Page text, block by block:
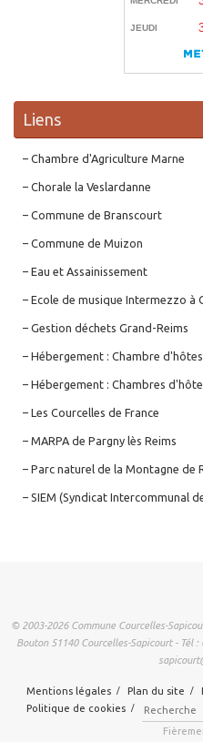
Liens
– Chambre d'Agriculture Marne
– Chorale la Veslardanne
– Commune de Branscourt
– Commune de Muizon
– Eau et Assainissement
– Ecole de musique Intermezzo à
– Gestion déchets Grand-Reims
– Hébergement : Chambre
– Hébergement : Chambres
– Les Courcelles de France
– MARPA de Pargny lès Reims
– Parc naturel de la Montagne de
– SIEM (Syndicat Intercommunal
© 2003-2026 Commune Courcelles-
Bouton 51140 Courcelles-Sapicourt - Tél
Mentions légales Plan du site
Politique de cookies